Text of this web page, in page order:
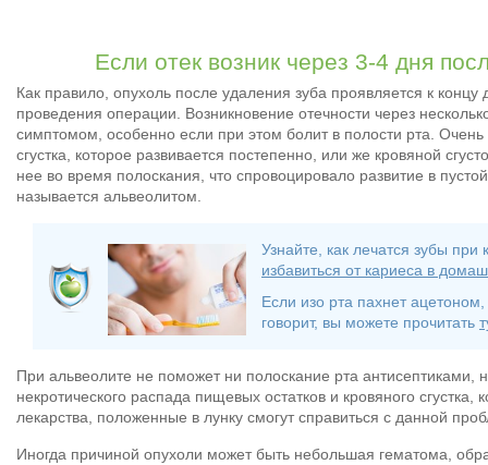
Если отек возник через 3-4 дня
Как правило, опухоль после удаления зуба проявляется к
проведения операции. Возникновение отечности через
симптомом, особенно если при этом болит в полости рта. Очень
сгустка, которое развивается постепенно, или же кровяной
нее во время полоскания, что спровоцировало развитие в
называется альвеолитом.
Узнайте, как лечатся зубы
избавиться от кариеса в
Если изо рта пахнет
говорит, вы можете прочитать
При альвеолите не поможет ни полоскание рта антисептиками,
некротического распада пищевых остатков и кровяного
лекарства, положенные в лунку смогут справиться с данной
Иногда причиной опухоли может быть небольшая гематома,